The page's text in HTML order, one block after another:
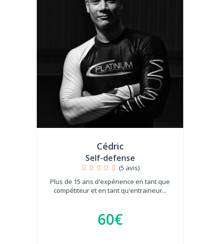
Cédric
Self-defense
(5 avis)
Plus de 15 ans d'expérience en tant que
compétiteur et en tant qu'entraineur...
60€